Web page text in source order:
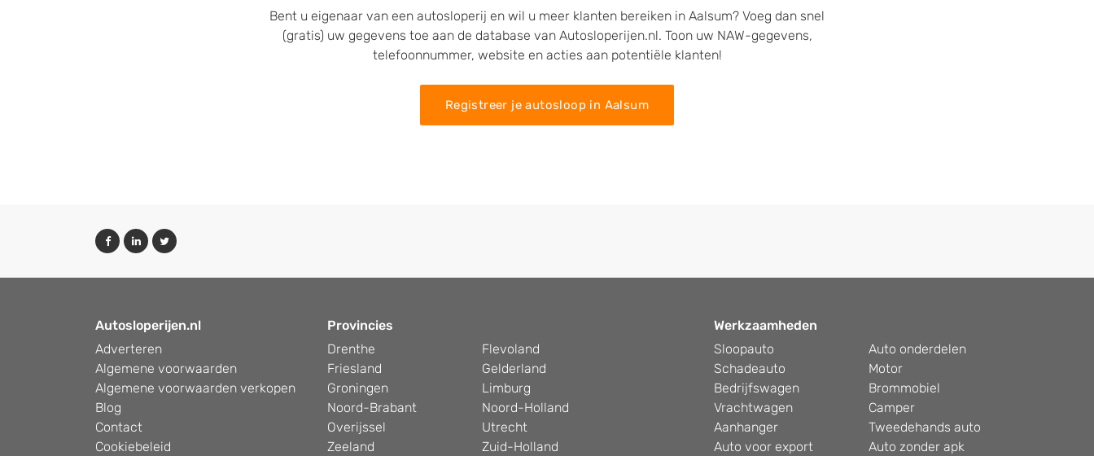
Bent u eigenaar van een autosloperij en wil u meer klanten bereiken in Aalsum? Voeg dan snel
(gratis) uw gegevens toe aan de database van Autosloperijen.nl. Toon uw NAW-gegevens,
telefoonnummer, website en acties aan potentiële klanten!
Registreer je autosloop in Aalsum
Autosloperijen.nl
Adverteren
Algemene voorwaarden
Algemene voorwaarden verkopen
Blog
Contact
Cookiebeleid
Provincies
Drenthe
Flevoland
Friesland
Gelderland
Groningen
Limburg
Noord-Brabant
Noord-Holland
Overijssel
Utrecht
Zeeland
Zuid-Holland
Werkzaamheden
Sloopauto
Auto onderdelen
Schadeauto
Motor
Bedrijfswagen
Brommobiel
Vrachtwagen
Camper
Aanhanger
Tweedehands auto
Auto voor export
Auto zonder apk